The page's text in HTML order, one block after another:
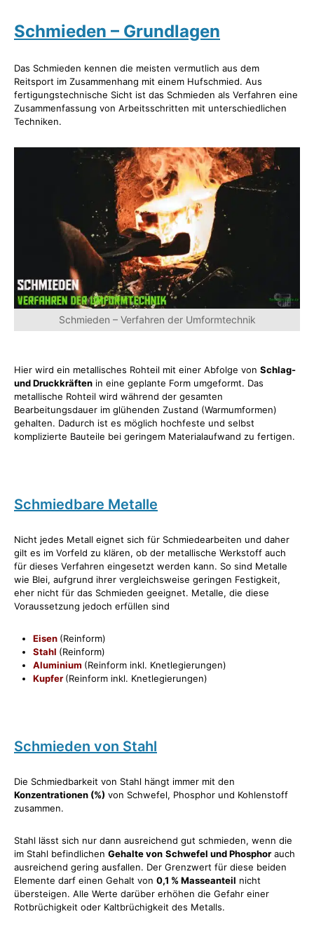
Schmieden – Grundlagen
Das Schmieden kennen die meisten vermutlich aus dem
Reitsport im Zusammenhang mit einem Hufschmied. Aus
fertigungstechnische Sicht ist das Schmieden als Verfahren eine
Zusammenfassung von Arbeitsschritten mit unterschiedlichen
Techniken.
Schmieden – Verfahren der Umformtechnik
Hier wird ein metallisches Rohteil mit einer Abfolge von Schlag-
und Druckkräften in eine geplante Form umgeformt. Das
metallische Rohteil wird während der gesamten
Bearbeitungsdauer im glühenden Zustand (Warmumformen)
gehalten. Dadurch ist es möglich hochfeste und selbst
komplizierte Bauteile bei geringem Materialaufwand zu fertigen.
Schmiedbare Metalle
Nicht jedes Metall eignet sich für Schmiedearbeiten und daher
gilt es im Vorfeld zu klären, ob der metallische Werkstoff auch
für dieses Verfahren eingesetzt werden kann. So sind Metalle
wie Blei, aufgrund ihrer vergleichsweise geringen Festigkeit,
eher nicht für das Schmieden geeignet. Metalle, die diese
Voraussetzung jedoch erfüllen sind
Eisen (Reinform)
Stahl (Reinform)
Aluminium (Reinform inkl. Knetlegierungen)
Kupfer (Reinform inkl. Knetlegierungen)
Schmieden von Stahl
Die Schmiedbarkeit von Stahl hängt immer mit den
Konzentrationen (%) von Schwefel, Phosphor und Kohlenstoff
zusammen.
Stahl lässt sich nur dann ausreichend gut schmieden, wenn die
im Stahl befindlichen Gehalte von Schwefel und Phosphor auch
ausreichend gering ausfallen. Der Grenzwert für diese beiden
Elemente darf einen Gehalt von 0,1 % Masseanteil nicht
übersteigen. Alle Werte darüber erhöhen die Gefahr einer
Rotbrüchigkeit oder Kaltbrüchigkeit des Metalls.